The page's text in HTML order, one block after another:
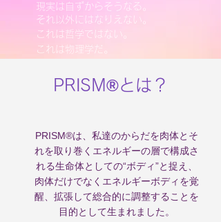
現実は自ずからそうなる。
それ以外にはなりえない。
これは哲学ではない。
これは物理学だ
。
ルーズベルト・アインシュタイン
PRISM®とは？
PRISM®は、私達のからだを肉体とそ
れを取り巻く エネルギーの層で構成さ
れる生命体としての“ボディ”と捉え、
肉体だけでなく エネルギーボディを覚
醒、拡張して総合的に調整することを
目的として生まれました。